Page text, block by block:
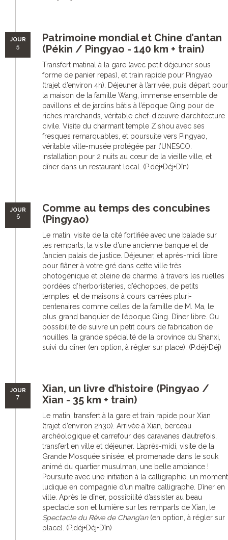
JOUR
5
Patrimoine mondial et Chine d’antan
(Pékin / Pingyao - 140 km + train)
Transfert matinal à la gare (avec petit déjeuner sous
forme de panier repas), et train rapide pour Pingyao
(trajet d’environ 4h). Déjeuner à l’arrivée, puis départ pour
la maison de la famille Wang, immense ensemble de
pavillons et de jardins bâtis à l’époque Qing pour de
riches marchands, véritable chef-d’œuvre d’architecture
civile. Visite du charmant temple Zishou avec ses
fresques remarquables, et poursuite vers Pingyao,
véritable ville-musée protégée par l’UNESCO.
Installation pour 2 nuits au cœur de la vieille ville, et
dîner dans un restaurant local. (P.déj+Déj+Dîn)
JOUR
6
Comme au temps des concubines
(Pingyao)
Le matin, visite de la cité fortifiée avec une balade sur
les remparts, la visite d’une ancienne banque et de
l’ancien palais de justice. Déjeuner, et après-midi libre
pour flâner à votre gré dans cette ville très
photogénique et pleine de charme, à travers les ruelles
bordées d’herboristeries, d’échoppes, de petits
temples, et de maisons à cours carrées pluri-
centenaires comme celles de la famille de M. Ma, le
plus grand banquier de l’époque Qing. Dîner libre. Ou
possibilité de suivre un petit cours de fabrication de
nouilles, la grande spécialité de la province du Shanxi,
suivi du dîner (en option, à régler sur place). (P.déj+Déj)
JOUR
7
Xian, un livre d’histoire (Pingyao /
Xian - 35 km + train)
Le matin, transfert à la gare et train rapide pour Xian
(trajet d’environ 2h30). Arrivée à Xian, berceau
archéologique et carrefour des caravanes d’autrefois,
transfert en ville et déjeuner. L’après-midi, visite de la
Grande Mosquée sinisée, et promenade dans le souk
animé du quartier musulman, une belle ambiance !
Poursuite avec une initiation à la calligraphie, un moment
ludique en compagnie d’un maître calligraphe. Dîner en
ville. Après le dîner, possibilité d’assister au beau
spectacle son et lumière sur les remparts de Xian, le
Spectacle du Rêve de Chang’an(en option, à régler sur
place). (P.déj+Déj+Dîn)